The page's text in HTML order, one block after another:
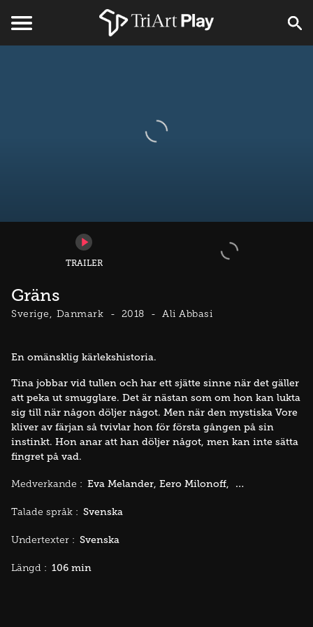
TRAILER
Gräns
Sverige Danmark 2018 Ali Abbasi
En omänsklig kärlekshistoria.
Tina jobbar vid tullen och har ett sjätte sinne när det gäller
att peka ut smugglare. Det är nästan som om hon kan lukta
sig till när någon döljer något. Men när den mystiska Vore
kliver av färjan så tvivlar hon för första gången på sin
instinkt. Hon anar att han döljer något, men kan inte sätta
fingret på vad.
Medverkande : Eva Melander Eero Milonoff Jörgen
Talade språk : Svenska
Undertexter : Svenska
Längd : 106 min